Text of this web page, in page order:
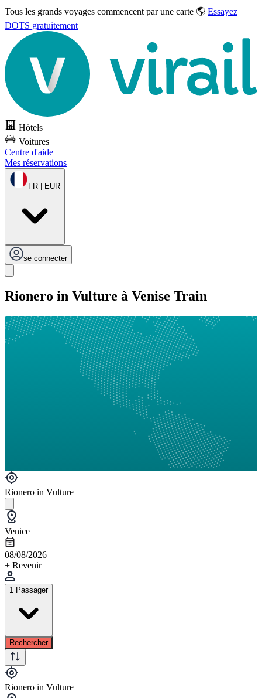
Tous les grands voyages commencent par une carte 🌎 Essayez
DOTS gratuitement
Hôtels
Voitures
Centre d'aide
Mes réservations
FR | EUR
se connecter
Rionero in Vulture à Venise Train
Rionero in Vulture
Venice
08/08/2026
+ Revenir
1 Passager
Rechercher
Rionero in Vulture